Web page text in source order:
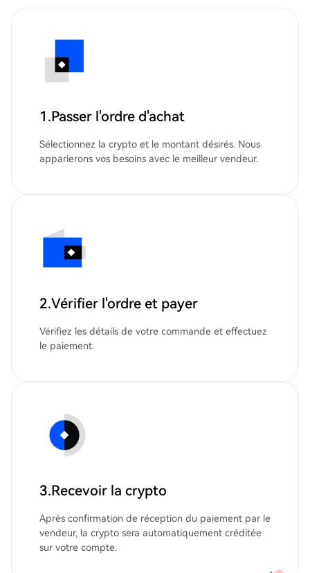
1.Passer l'ordre d'achat
Sélectionnez la crypto et le montant désirés. Nous
apparierons vos besoins avec le meilleur vendeur.
2.Vérifier l'ordre et payer
Vérifiez les détails de votre commande et effectuez
le paiement.
3.Recevoir la crypto
Après confirmation de réception du paiement par le
vendeur, la crypto sera automatiquement créditée
sur votre compte.